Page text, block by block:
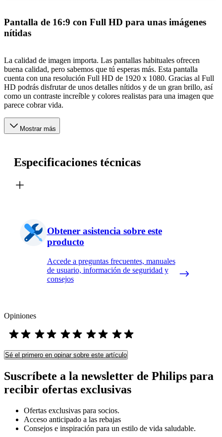
Pantalla de 16:9 con Full HD para unas imágenes
nítidas
La calidad de imagen importa. Las pantallas habituales ofrecen
buena calidad, pero sabemos que tú esperas más. Esta pantalla
cuenta con una resolución Full HD de 1920 x 1080. Gracias al Full
HD podrás disfrutar de unos detalles nítidos y de un gran brillo, así
como un contraste increíble y colores realistas para una imagen que
parece cobrar vida.
Mostrar más
Especificaciones técnicas
Obtener asistencia sobre este
producto
Accede a preguntas frecuentes, manuales
de usuario, información de seguridad y
consejos
Opiniones
Sé el primero en opinar sobre este artículo
Suscríbete a la newsletter de Philips para
recibir ofertas exclusivas
Ofertas exclusivas para socios.
Acceso anticipado a las rebajas
Consejos e inspiración para un estilo de vida saludable.